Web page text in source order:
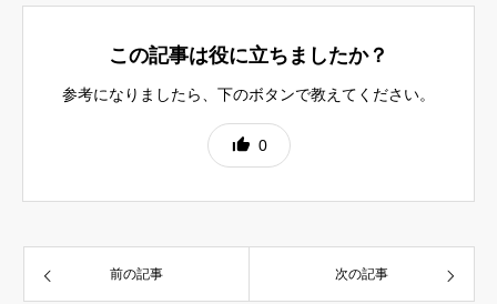
この記事は役に立ちましたか？
参考になりましたら、下のボタンで教えてください。
0
前の記事 次の記事